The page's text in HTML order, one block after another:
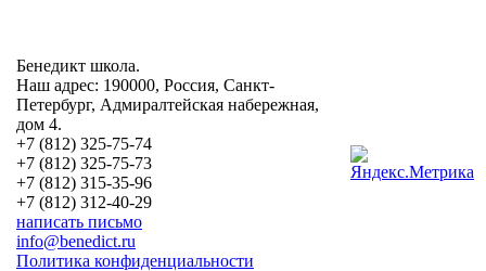
Бенедикт школа.
Наш адрес: 190000, Россия, Санкт-
Петербург, Адмиралтейская набережная,
дом 4.
+7 (812) 325-75-74
+7 (812) 325-75-73
+7 (812) 315-35-96
+7 (812) 312-40-29
написать письмо
info@benedict.ru
Политика конфиденциальности